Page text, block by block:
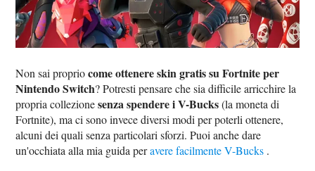
Non sai propriocome ottenere skin gratis su Fortnite per
Nintendo Switch? Potresti pensare che sia difficile arricchire la
propria collezionesenza spendere i V-Bucks(la moneta di
Fortnite), ma ci sono invece diversi modi per poterli ottenere,
alcuni dei quali senza particolari sforzi. Puoi anche dare
un'occhiata alla mia guida peravere facilmente V-Bucks .